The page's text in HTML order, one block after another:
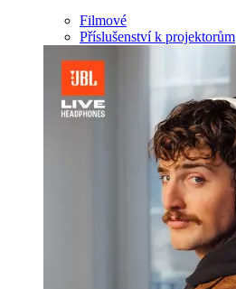
Filmové
Příslušenství k projektorům